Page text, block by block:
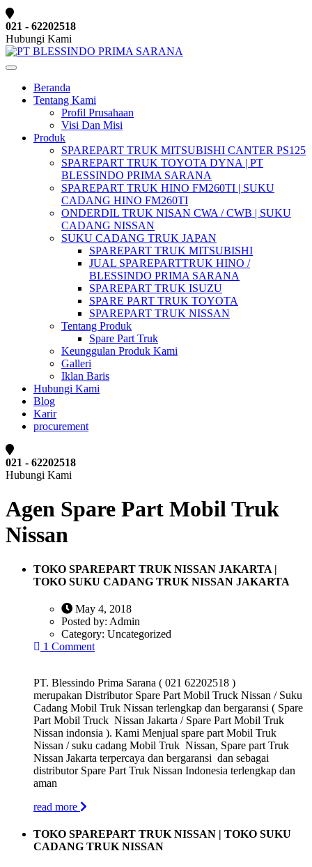
021 - 62202518
Hubungi Kami
Beranda
Tentang Kami
Profil Prusahaan
Visi Dan Misi
Produk
SPAREPART TRUK MITSUBISHI CANTER PS125
SPAREPART TRUK TOYOTA DYNA | PT
BLESSINDO PRIMA SARANA
SPAREPART TRUK HINO FM260TI | SUKU
CADANG HINO FM260TI
ONDERDIL TRUK NISAN CWA / CWB | SUKU
CADANG NISSAN
SUKU CADANG TRUK JAPAN
SPAREPART TRUK MITSUBISHI
JUAL SPAREPARTTRUK HINO /
BLESSINDO PRIMA SARANA
SPAREPART TRUK ISUZU
SPARE PART TRUK TOYOTA
SPAREPART TRUK NISSAN
Tentang Produk
Spare Part Truk
Keunggulan Produk Kami
Galleri
Iklan Baris
Hubungi Kami
Blog
Karir
procurement
021 - 62202518
Hubungi Kami
Agen Spare Part Mobil Truk
Nissan
TOKO SPAREPART TRUK NISSAN JAKARTA |
TOKO SUKU CADANG TRUK NISSAN JAKARTA
May 4, 2018
Posted by: Admin
Category: Uncategorized
1 Comment
PT. Blessindo Prima Sarana ( 021 62202518 )
merupakan Distributor Spare Part Mobil Truck Nissan / Suku
Cadang Mobil Truk Nissan terlengkap dan bergaransi ( Spare
Part Mobil Truck Nissan Jakarta / Spare Part Mobil Truk
Nissan indonsia ). Kami Menjual spare part Mobil Truk
Nissan / suku cadang Mobil Truk Nissan, Spare part Truk
Nissan Jakarta terpercaya dan bergaransi dan sebagai
distributor Spare Part Truk Nissan Indonesia terlengkap dan
aman
read more
TOKO SPAREPART TRUK NISSAN | TOKO SUKU
CADANG TRUK NISSAN